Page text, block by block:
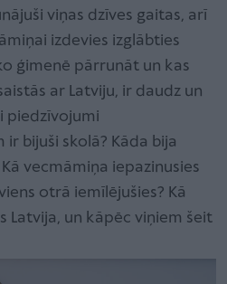
viņas dzīves gaitas, arī
izdevies izglābties
ģimenē pārrunāt un kas
ar Latviju, ir daudz un
piedzīvojumi
bijuši skolā? Kāda bija
vecmāmiņa iepazinusies
otrā iemīlējušies? Kā
Latvija, un kāpēc viņiem šeit